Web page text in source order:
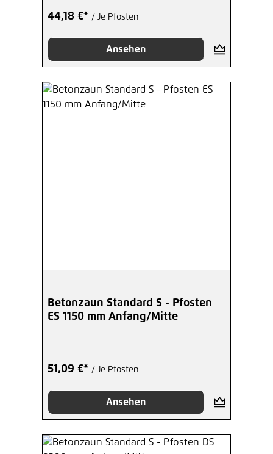
44,18 €* / Je Pfosten
Ansehen
Betonzaun Standard S - Pfosten
ES 1150 mm Anfang/Mitte
51,09 €* / Je Pfosten
Ansehen